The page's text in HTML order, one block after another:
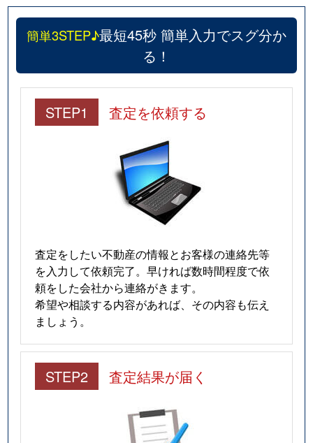
簡単3STEP♪最短45秒 簡単入力でスグ分か
る！
STEP1 査定を依頼する
査定をしたい不動産の情報とお客様の連絡先等
を入力して依頼完了。早ければ数時間程度で依
頼をした会社から連絡がきます。
希望や相談する内容があれば、その内容も伝え
ましょう。
STEP2 査定結果が届く